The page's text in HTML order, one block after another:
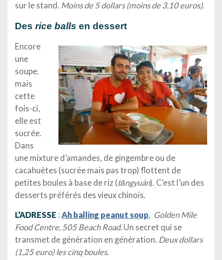
sur le stand. Moins de 5 dollars (moins de 3,10 euros).
Des rice balls en dessert
Encore
une
soupe.
mais
cette
fois-ci,
elle est
sucrée.
Dans
une mixture d’amandes, de gingembre ou de
cacahuètes (sucrée mais pas trop) flottent de
petites boules à base de riz (tāngyuán). C’est l’un des
desserts préférés des vieux chinois.
L’ADRESSE : Ah balling peanut soup, Golden Mile
Food Centre, 505 Beach Road. Un secret qui se
transmet de génération en génération. Deux dollars
(1,25 euro) les cinq boules.